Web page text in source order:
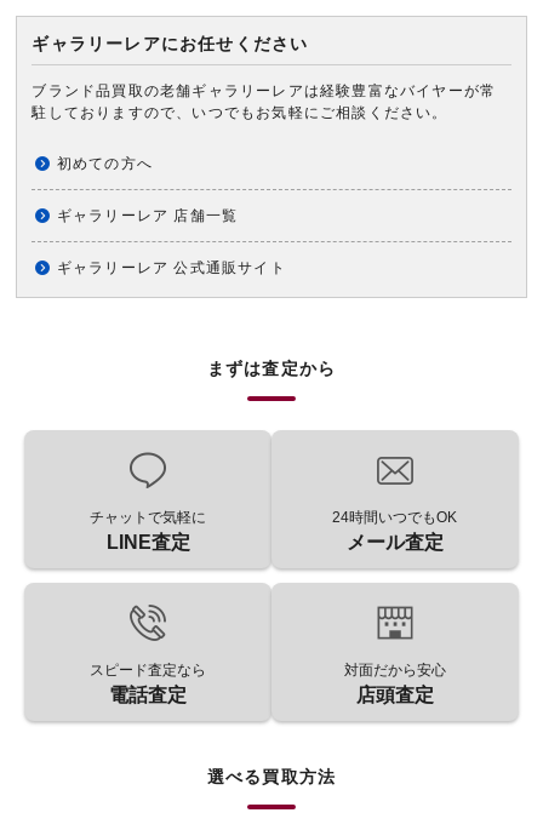
ギャラリーレアにお任せください
ブランド品買取の老舗ギャラリーレアは経験豊富なバイヤーが常
駐しておりますので、いつでもお気軽にご相談ください。
初めての方へ
ギャラリーレア 店舗一覧
ギャラリーレア 公式通販サイト
まずは査定から
チャットで気軽に
LINE査定
24時間いつでもOK
メール査定
スピード査定なら
電話査定
対面だから安心
店頭査定
選べる買取方法